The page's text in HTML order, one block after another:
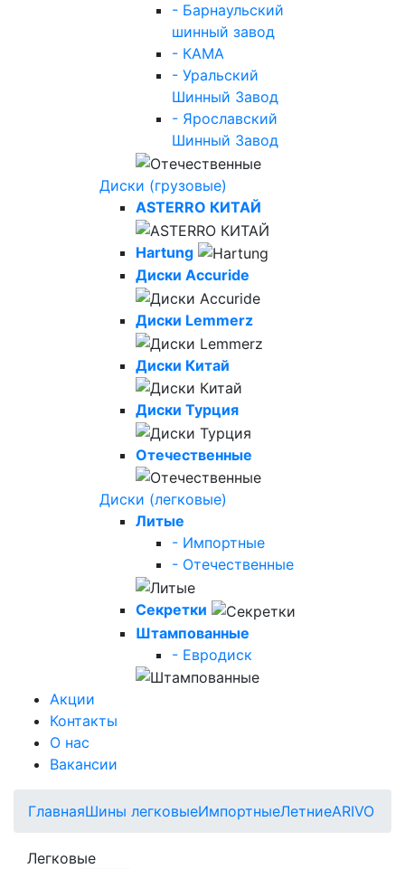
- Барнаульский
шинный завод
- КАМА
- Уральский
Шинный Завод
- Ярославский
Шинный Завод
Диски (грузовые)
ASTERRO КИТАЙ
Hartung
Диски Accuride
Диски Lemmerz
Диски Китай
Диски Турция
Отечественные
Диски (легковые)
Литые
- Импортные
- Отечественные
Секретки
Штампованные
- Евродиск
Акции
Контакты
О нас
Вакансии
ГлавнаяШины легковыеИмпортныеЛетниеARIVO
Легковые